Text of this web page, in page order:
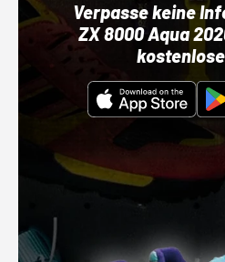
Verpasse keine
ZX 8000 Aqua